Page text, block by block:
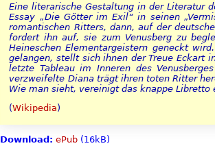
Eine literarische Gestaltung in der Literatur
Essay „Die Götter im Exil“ in seinen
romantischen Ritters, dann, auf der
fordert ihn auf, sie zum Venusberg zu
Heineschen Elementargeistern geneckt
gelangen, stellt sich ihnen der Treue Eckart
letzte Tableau im Inneren des
verzweifelte Diana trägt ihren toten Ritter
Wie man sieht, vereinigt das knappe
(Wikipedia)
Download: ePub (16kB)